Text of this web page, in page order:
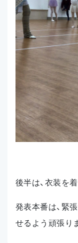
後半は、衣装を
発表本番は、緊
せるよう頑張り